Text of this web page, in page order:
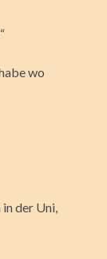
wo
der Uni,